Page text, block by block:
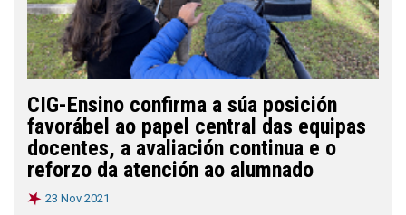
CIG-Ensino confirma a súa posición
favorábel ao papel central das equipas
docentes, a avaliación continua e o
reforzo da atención ao alumnado
23 Nov 2021